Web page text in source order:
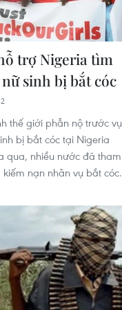
trợ Nigeria tìm
sinh bị bắt cóc
thế giới phẫn nộ trước vụ
bị bắt cóc tại Nigeria
qua, nhiều nước đã tham
nạn nhân vụ bắt cóc.